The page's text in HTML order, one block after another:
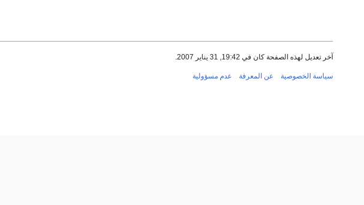
آخر تعديل لهذه الصفحة كان في 19:42, 31 يناير 2007.
سياسة الخصوصية عن المعرفة عدم مسؤولية